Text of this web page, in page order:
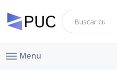
Menu